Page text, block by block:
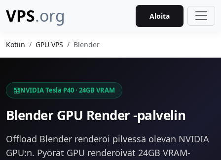
VPS.org Aloita
Kotiin GPU VPS Blender
NVIDIA Tesla P40 · 24GB VRAM
Blender GPU Render -palvelin
Offload Blender renderöi pilvessä olevan NVIDIA
GPU:n. Pyörät GPU renderöivät 24GB VRAM-